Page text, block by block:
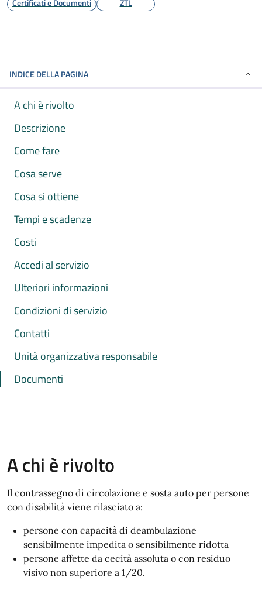
INDICE DELLA PAGINA
A chi è rivolto
Descrizione
Come fare
Cosa serve
Cosa si ottiene
Tempi e scadenze
Costi
Accedi al servizio
Ulteriori informazioni
Condizioni di servizio
Contatti
Unità organizzativa responsabile
Documenti
A chi è rivolto
Il contrassegno di circolazione e sosta auto per persone
con disabilità viene rilasciato a:
persone con capacità di deambulazione
sensibilmente impedita o sensibilmente ridotta
persone affette da cecità assoluta o con residuo
visivo non superiore a 1/20.